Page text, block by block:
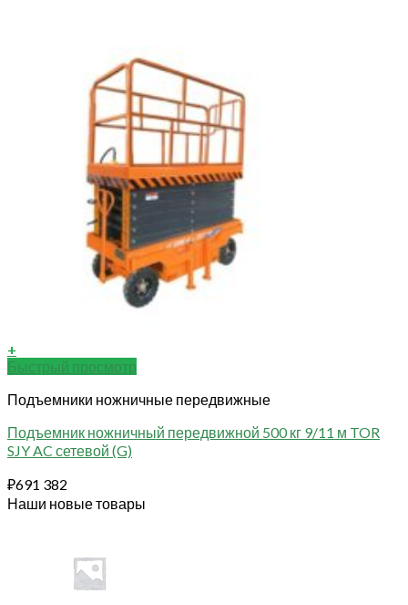
+
Быстрый просмотр
Подъемники ножничные передвижные
Подъемник ножничный передвижной 500 кг 9/11 м TOR
SJY AC сетевой (G)
₽691 382
Наши новые товары